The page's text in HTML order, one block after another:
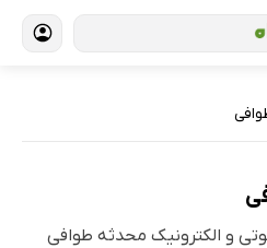
و الکترونیک محدثه طوافی